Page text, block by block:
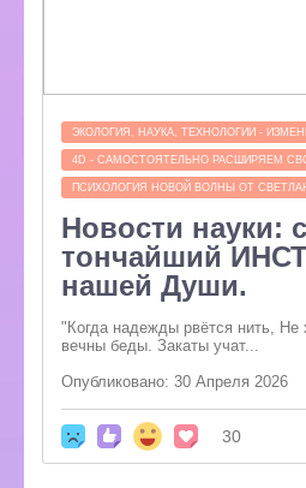
ЭКОЛОГИЯ, НАУКА, ТЕХНОЛОГИИ -
4D - САМОСТОЯТЕЛЬНО РАСШИРЯЕМ
ПСИХОЛОГИЯ НОВОЙ ВОЛНЫ ОТ
Новости науки:
тончайший
нашей Души.
"Когда надежды рвётся нить, Не
вечны беды. Закаты учат...
Опубликовано: 30 Апреля 2026
30